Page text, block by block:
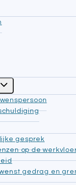
Toggle
submenu
gesprek
op de
gedrag en